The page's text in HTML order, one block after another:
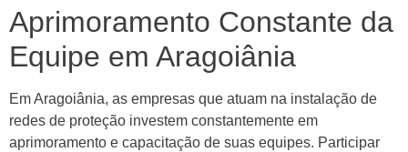
Aprimoramento Constante da
Equipe em Aragoiânia
Em Aragoiânia, as empresas que atuam na instalação de
redes de proteção investem constantemente em
aprimoramento e capacitação de suas equipes. Participar